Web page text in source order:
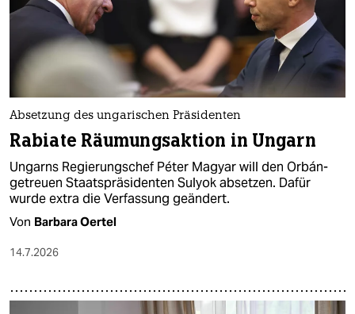
Absetzung des ungarischen Präsidenten
Rabiate Räumungsaktion in Ungarn
Ungarns Regierungschef Péter Magyar will den Orbán-
getreuen Staatspräsidenten Sulyok absetzen. Dafür
wurde extra die Verfassung geändert.
Von Barbara Oertel
14.7.2026